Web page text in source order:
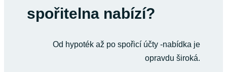
spořitelna nabízí?
Od hypoték až po spořicí účty -nabídka je
opravdu široká.